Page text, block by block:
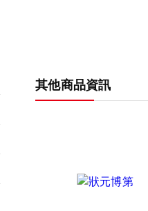
其他商品資訊